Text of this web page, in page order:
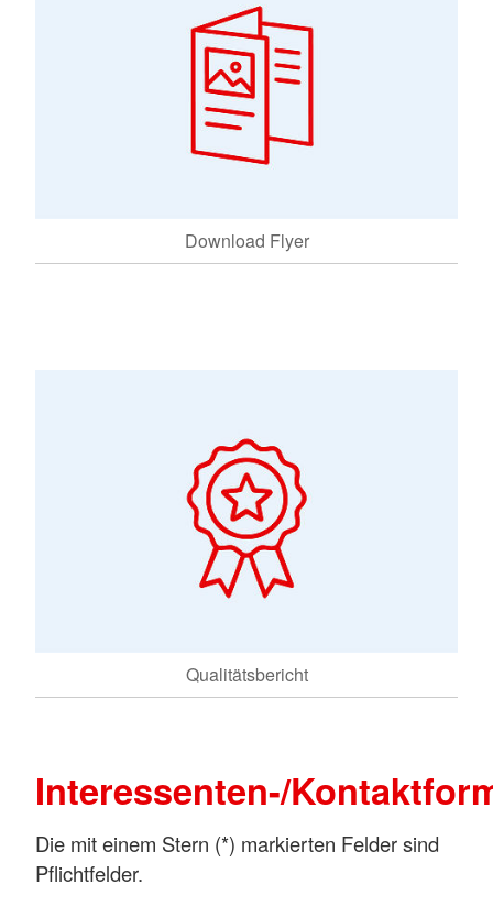
Download Flyer
Qualitätsbericht
Interessenten-/
Die mit einem Stern (*) markierten Felder sind
Pflichtfelder.